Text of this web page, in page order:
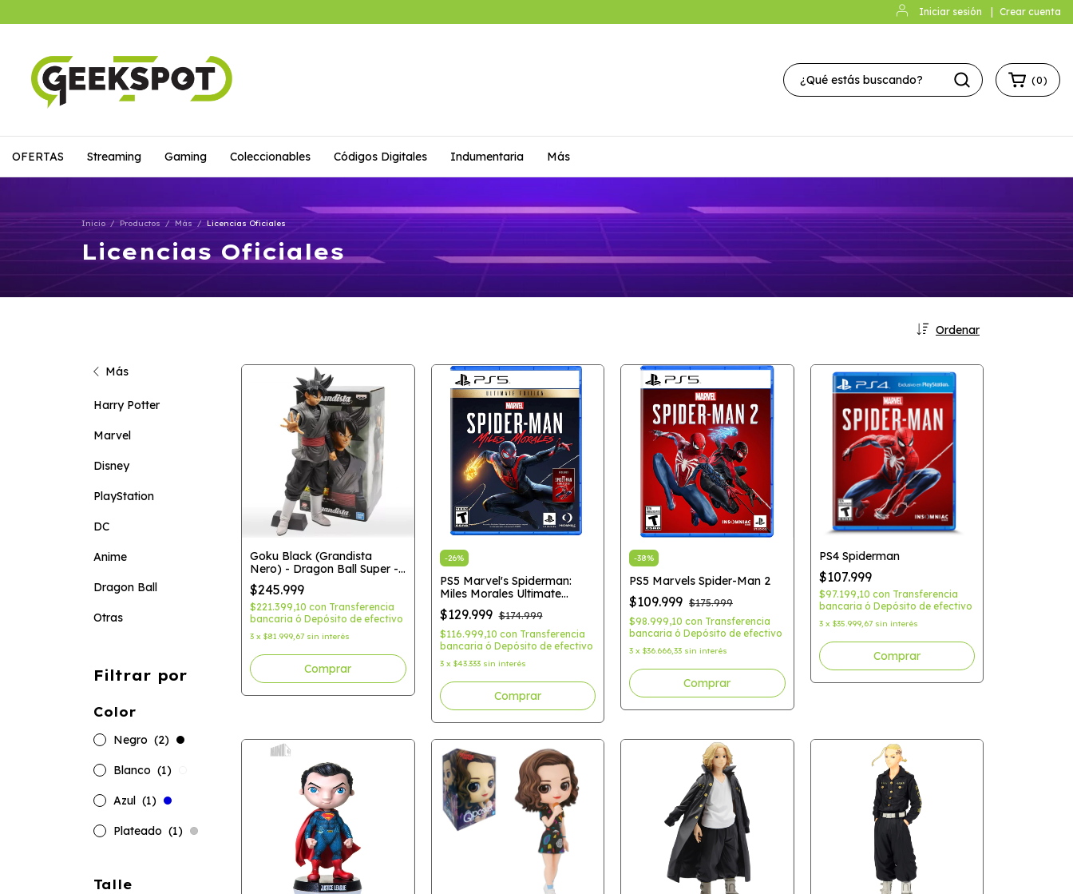
Iniciar sesión Crear cuenta
(0)
OFERTAS Streaming Gaming Coleccionables Códigos Digitales Indumentaria Más
Inicio / Productos / Más / Licencias Oficiales
Licencias Oficiales
Ordenar
Más
Harry Potter
Marvel
Disney
PlayStation
DC
Anime
Dragon Ball
Otras
Filtrar por
Color
Negro (2)
Blanco (1)
Azul (1)
Plateado (1)
Talle
Goku Black (Grandista
Nero) - Dragon Ball Super -
Banpresto
$245.999
$221.399,10 con Transferencia
bancaria ó Depósito de efectivo
3 x $81.999,67 sin interés
-26%
PS5 Marvel's Spiderman:
Miles Morales Ultimate
Edition
$129.999 $174.999
$116.999,10 con Transferencia
bancaria ó Depósito de efectivo
3 x $43.333 sin interés
-38%
PS5 Marvels Spider-Man 2
$109.999 $175.999
$98.999,10 con Transferencia
bancaria ó Depósito de efectivo
3 x $36.666,33 sin interés
PS4 Spiderman
$107.999
$97.199,10 con Transferencia
bancaria ó Depósito de efectivo
3 x $35.999,67 sin interés